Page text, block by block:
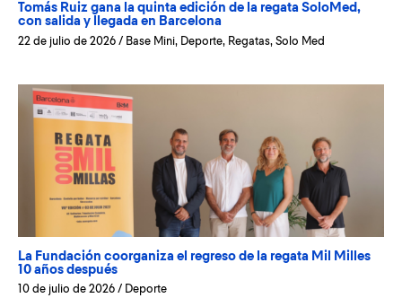
Tomás Ruiz gana la quinta edición de la regata SoloMed,
con salida y llegada en Barcelona
22 de julio de 2026 / Base Mini, Deporte, Regatas, Solo Med
La Fundación coorganiza el regreso de la regata Mil Milles
10 años después
10 de julio de 2026 / Deporte